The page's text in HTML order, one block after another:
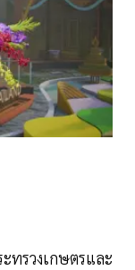
ทรวงเกษตรและ